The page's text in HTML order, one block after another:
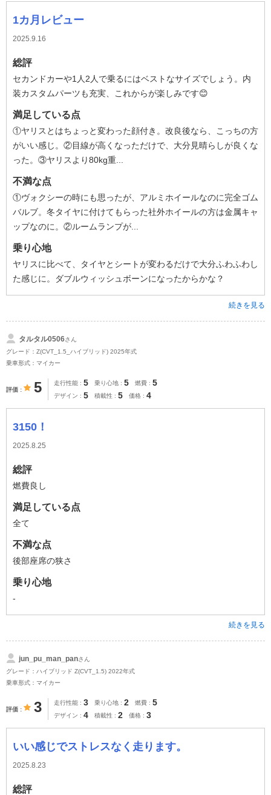
1カ月レビュー
2025.9.16
総評
セカンドカーや1人2人で乗るにはベストなサイズでしょう。内
装カスタムパーツも充実、これからが楽しみです😊
満足している点
①ヤリスとはちょっと変わった顔付き。改良後なら、こっちの方
がいい感じ。②目線が高くなっただけで、大分見晴らしが良くな
った。③ヤリスより80kg重...
不満な点
①ヴォクシーの時にも思ったが、アルミホイールなのに完全ゴム
バルブ。冬タイヤに付けてもらった社外ホイールの方は金属キャ
ップなのに。②ルームランプが...
乗り心地
ヤリスに比べて、タイヤとシートが変わるだけで大分ふわふわし
た感じに。ダブルウィッシュボーンになったからかな？
続きを見る
タルタル0506さん
グレード：Z(CVT_1.5_ハイブリッド) 2025年式
乗車形式：マイカー
評価 5 走行性能 5 乗り心地 5 燃費 5
デザイン 5 積載性 5 価格 4
3150！
2025.8.25
総評
燃費良し
満足している点
全て
不満な点
後部座席の狭さ
乗り心地
-
続きを見る
jun_pu_man_panさん
グレード：ハイブリッド Z(CVT_1.5) 2022年式
乗車形式：マイカー
評価 3 走行性能 3 乗り心地 2 燃費 5
デザイン 4 積載性 2 価格 3
いい感じでストレスなく走ります。
2025.8.23
総評